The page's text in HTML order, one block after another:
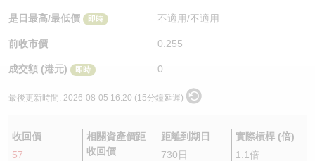
是日最高/最低價 即時 不適用/不適用
前收市價 0.255
成交額 (港元) 即時 0
最後更新時間: 2026-08-05 16:20 (15分鐘延遲)
收回價
57
相關資產價距
收回價
距離到期日
730日
實際槓桿 (倍)
1.1倍
認股證/牛熊證日誌
認股證文件及公告
牛熊證到期結算價查詢
牛熊證分析儀
牛熊證文件及公告
中資ETFs溢價比較
AH 股價對照